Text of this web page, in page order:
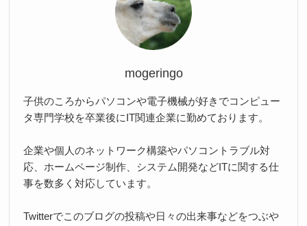
mogeringo
子供のころからパソコンや電子機械が好きでコンピュー
タ専門学校を卒業後にIT関連企業に勤めております。
企業や個人のネットワーク構築やパソコントラブル対
応、ホームページ制作、システム開発などITに関する仕
事を数多く対応しています。
Twitterでこのブログの投稿や日々の出来事などをつぶや